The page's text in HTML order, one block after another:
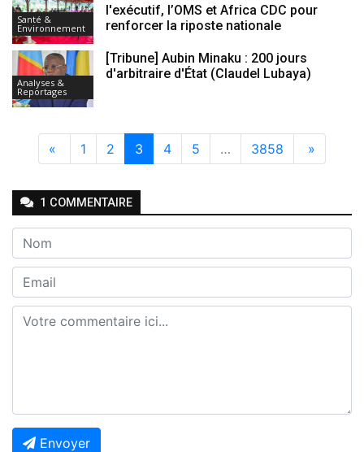
Santé &
Environnement
l'exécutif, l’OMS et Africa CDC pour
renforcer la riposte nationale
Analyses &
Reportages
[Tribune] Aubin Minaku : 200 jours
d'arbitraire d'État (Claudel Lubaya)
« 1 2 3 4 5 … 3858 »
1 COMMENTAIRE
Envoyer